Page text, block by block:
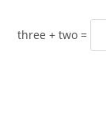
three +two =